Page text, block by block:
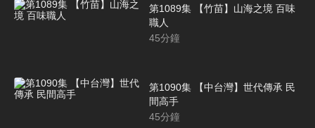
第1089集 【竹苗】山海之境 百味
職人
45分鐘
第1090集 【中台灣】世代傳承 民
間高手
45分鐘